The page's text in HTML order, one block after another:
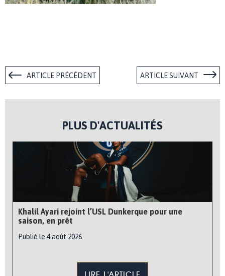
ARTICLE PRÉCÉDENT ARTICLE SUIVANT
PLUS D'ACTUALITÉS
Khalil Ayari rejoint l’USL Dunkerque pour une
saison, en prêt
Publié le 4 août 2026